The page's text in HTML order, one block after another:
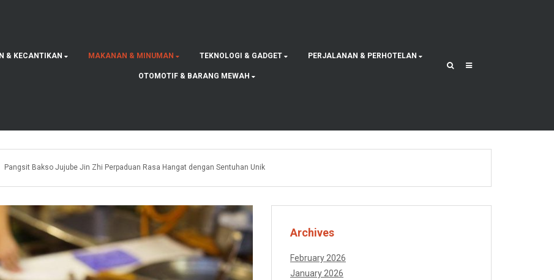
& KECANTIKAN MAKANAN & MINUMAN TEKNOLOGI & GADGET PERJALANAN & PERHOTELAN
OTOMOTIF & BARANG MEWAH
Pangsit Bakso Jujube Jin Zhi Perpaduan Rasa Hangat dengan Sentuhan Unik
Archives
February 2026
January 2026